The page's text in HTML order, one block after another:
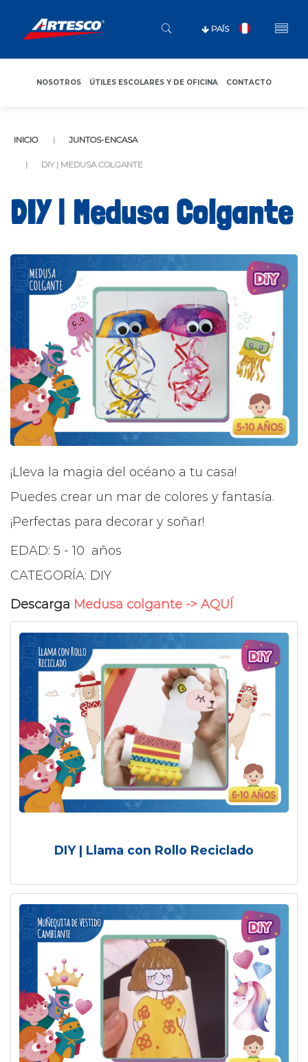
PAÍS
NOSOTROS ÚTILES ESCOLARES Y DE OFICINA CONTACTO
INICIO JUNTOS-ENCASA
DIY | MEDUSA COLGANTE
DIY | Medusa Colgante
¡Lleva la magia del océano a tu casa!
Puedes crear un mar de colores y fantasía.
¡Perfectas para decorar y soñar!
EDAD: 5 - 10 años
CATEGORÍA: DIY
Descarga Medusa colgante -> AQUÍ
DIY | Llama con Rollo Reciclado